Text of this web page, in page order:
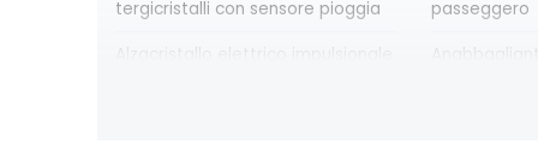
tergicristalli con sensore pioggia
passeggero